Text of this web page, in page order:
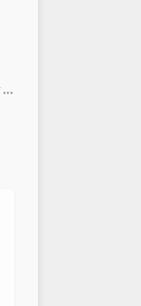
从入门到发射——业余无线电台操作证书与无线电台执照指南